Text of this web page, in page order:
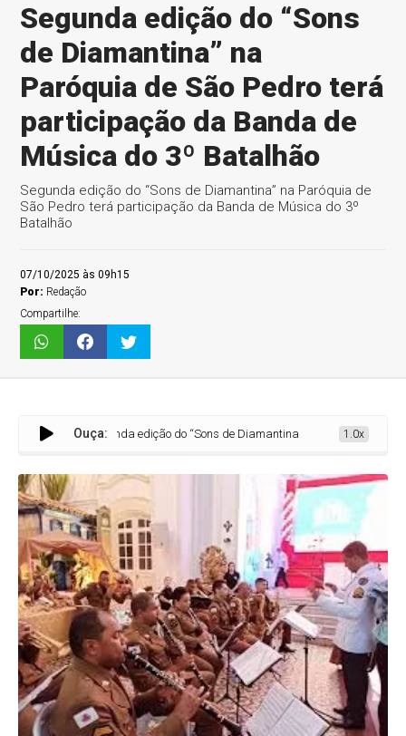
Segunda edição do “Sons
de Diamantina” na
Paróquia de São Pedro terá
participação da Banda de
Música do 3º Batalhão
Segunda edição do “Sons de Diamantina” na Paróquia de
São Pedro terá participação da Banda de Música do 3º
Batalhão
07/10/2025 às 09h15
Por: Redação
Compartilhe:
Ouça:
Segunda edição do “Sons de Diamantina” na Paróquia de São Pedro
1.0x